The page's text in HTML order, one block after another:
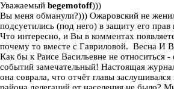
Уважаемый begemotoff)))
Вы меня обманули?))) Ожаровский не
подсуетились (под него) в защиту его
Что интересно, и Вы в комментах
почему то вместе с Гавриловой. Весна И
Как бы к Раисе Васильевне не относиться -
событий замечательный! Настоящая
она соврала, что отчёт главы